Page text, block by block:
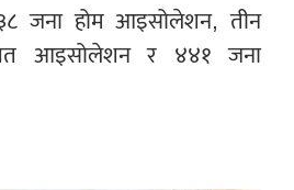
जना होम आइसोलेशन, तीन
आइसोलेशन र ४४१ जना